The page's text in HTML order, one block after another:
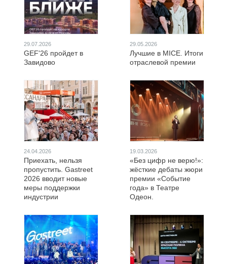
29.07.2026
GEF'26 пройдет в
Завидово
29.05.2026
Лучшие в MICE. Итоги
отраслевой премии
24.04.2026
Приехать, нельзя
пропустить. Gastreet
2026 вводит новые
меры поддержки
индустрии
19.03.2026
«Без цифр не верю!»:
жёсткие дебаты жюри
премии «Событие
года» в Театре
Одеон.